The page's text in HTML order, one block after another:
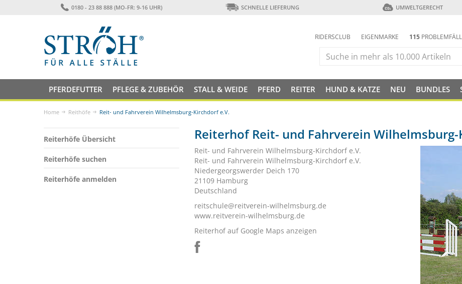
0180 - 23 88 888 (MO-FR: 9-16 UHR) SCHNELLE LIEFERUNG UMWELTGERECHT
RIDERSCLUB EIGENMARKE 115
PFERDEFUTTER PFLEGE & ZUBEHÖR STALL & WEIDE PFERD REITER HUND & KATZE NEU BUNDLES
Home Reithöfe Reit- und Fahrverein Wilhelmsburg-Kirchdorf e.V.
Reiterhöfe Übersicht
Reiterhöfe suchen
Reiterhöfe anmelden
Reiterhof Reit- und Fahrverein
Reit- und Fahrverein Wilhelmsburg-Kirchdorf e.V.
Reit- und Fahrverein Wilhelmsburg-Kirchdorf e.V.
Niedergeorgswerder Deich 170
21109 Hamburg
Deutschland
reitschule@reitverein-wilhelmsburg.de
www.reitverein-wilhelmsburg.de
Reiterhof auf Google Maps anzeigen